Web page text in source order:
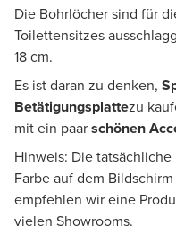
Die Bohrlöcher sind für
Toilettensitzes
18 cm.
Es ist daran zu denken,
Betätigungsplattezu
mit ein paarschönen
Hinweis: Die
Farbe auf dem
empfehlen wir eine
vielen Showrooms.